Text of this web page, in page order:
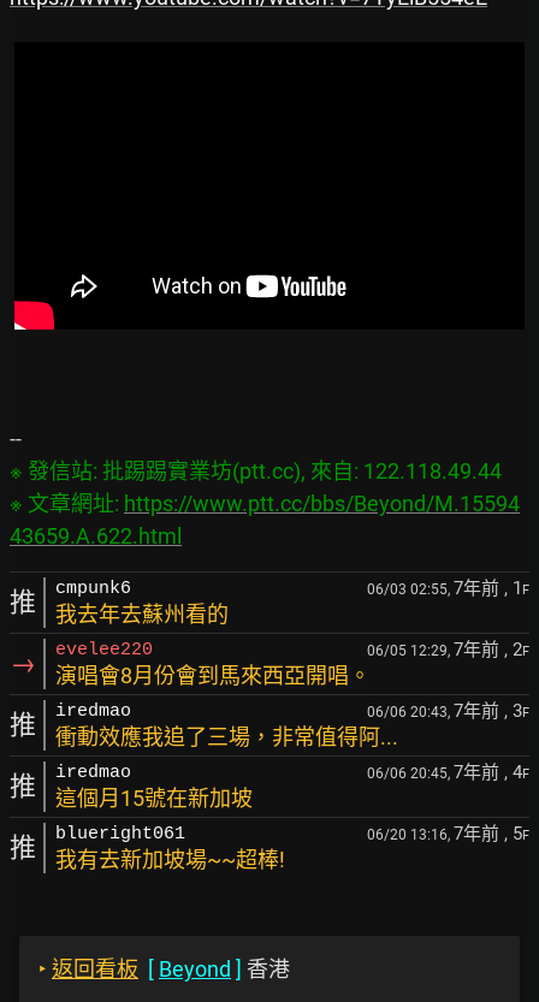
※ 發信站: 批踢踢實業坊(ptt.cc), 來自: 122.118.49.44
※ 文章網址: https://www.ptt.cc/bbs/Beyond/M.15594
43659.A.622.html
推 cmpunk6 06/03 02:55, 7年前 , 1 F
我去年去蘇州看的
→ evelee220 06/05 12:29, 7年前 , 2F
演唱會8月份會到馬來西亞開唱。
推 iredmao 06/06 20:43, 7年前 , 3F
衝動效應我追了三場，非常值得阿...
推 iredmao 06/06 20:45, 7年前 , 4F
這個月15號在新加坡
推 blueright061 06/20 13:16, 7年前 , 5F
我有去新加坡場~~超棒!
‣ 返回看板 [ Beyond ] 香港